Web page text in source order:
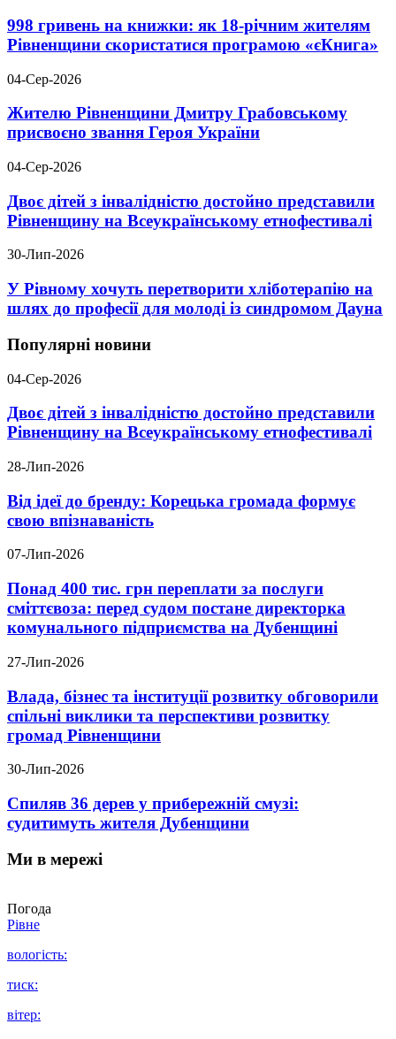
998 гривень на книжки: як 18-річним жителям
Рівненщини скористатися програмою «єКнига»
04-Сер-2026
Жителю Рівненщини Дмитру Грабовському
присвоєно звання Героя України
04-Сер-2026
Двоє дітей з інвалідністю достойно представили
Рівненщину на Всеукраїнському етнофестивалі
30-Лип-2026
У Рівному хочуть перетворити хліботерапію на
шлях до професії для молоді із синдромом Дауна
Популярні новини
04-Сер-2026
Двоє дітей з інвалідністю достойно представили
Рівненщину на Всеукраїнському етнофестивалі
28-Лип-2026
Від ідеї до бренду: Корецька громада формує
свою впізнаваність
07-Лип-2026
Понад 400 тис. грн переплати за послуги
сміттєвоза: перед судом постане директорка
комунального підприємства на Дубенщині
27-Лип-2026
Влада, бізнес та інституції розвитку обговорили
спільні виклики та перспективи розвитку
громад Рівненщини
30-Лип-2026
Спиляв 36 дерев у прибережній смузі:
судитимуть жителя Дубенщини
Ми в мережі
Погода
Рівне
вологість:
тиск:
вітер: